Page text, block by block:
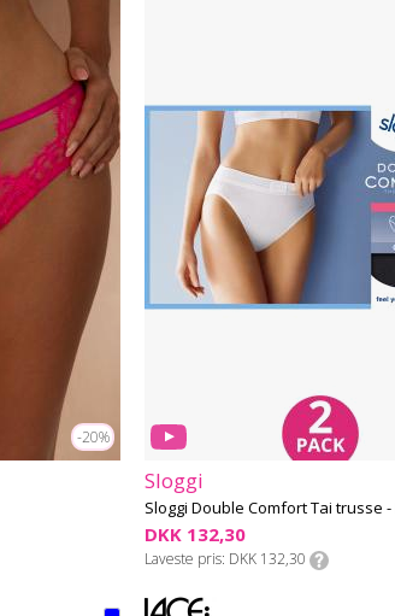
-20%
Sloggi
DKK 132,30
Laveste pris DKK 132,30